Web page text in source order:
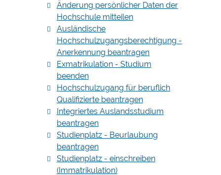
Änderung persönlicher Daten der
Hochschule mitteilen
Ausländische
Hochschulzugangsberechtigung -
Anerkennung beantragen
Exmatrikulation - Studium
beenden
Hochschulzugang für beruflich
Qualifizierte beantragen
Integriertes Auslandsstudium
beantragen
Studienplatz - Beurlaubung
beantragen
Studienplatz - einschreiben
(Immatrikulation)